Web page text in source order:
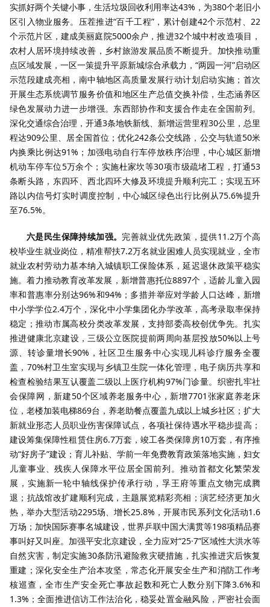
实抓好两个关键小事，生活垃圾回收利用率达43%，为380个老旧小
区引入物业服务。压茬推进“百千工程”，累计创建42个示范村、22
个示范片区，建成美丽庭院5000余户，推进32个城中村改造项目，
农村人居环境持续改善，乡村旅游发展品质不断提升。加快推动重
点区域发展，一区一策提升平原新城综合承载力，“两园一河”启动区
示范段建成亮相，南中轴地区高质量发展行动计划启动实施；首次
开展生态系统调节服务价值和地区生产总值交换补偿，生态涵养区
绿色发展动力进一步增强。东西部协作和支援合作走在全国前列。
深化交通综合治理，开通3条地铁新线、新增运营里程30公里，总里
程达909公里、居全国首位；优化242条公交线路，公交与轨道50米
内换乘比例达91%；加强电动自行车停放秩序治理，中心城区新增
机动车停车位5万余个；实施杜家坎等30项市级疏堵工程，打通53
条断头路，东四环、西北四环大修及环境提升顺利完工；实现五环
路以内信号灯实时调度控制，中心城区绿色出行比例从75.6%提升
至76.5%。
六是民生保障持续加强。 完善就业优先政策，提供11.2万个高
校毕业生就业岗位，精准帮扶7.2万名就业困难人员实现就业，全市
就业农村劳动力基本纳入城镇职工保险体系，延迟退休政策平稳实
施。着力推动教育改革发展，新增普惠托位8897个，适龄儿童入园
率和普惠率分别达96%和94%；多措并举应对学龄人口达峰，新增
中小学学位2.4万个，深化中小学集团化办学改革，高考录取率保持
稳定；推动市属高校分类改革发展，支持部委高校创优争先。扎实
推进健康北京建设，三级公立医院提前两周向基层投放50%以上号
源、转诊量增长90%，社区卫生服务中心实现儿科诊疗服务全覆
盖，70%村卫生室实现与乡镇卫生院一体化管理，电子病历共享和
检查检验结果互认覆盖二级以上医疗机构97%门诊量。织密扎牢社
会保障网，新建50个区域养老服务中心，新增7701张家庭养老床
位，老楼加装电梯869台，养老助餐点覆盖九成以上城乡社区；扩大
新就业形态人员职业伤害保障试点，各项社保待遇水平稳步提高；
建设筹集保障性租赁住房6.7万套，竣工各类保障房10万套，有序推
动“好房子”建设；育儿补贴、学前一年免费教育政策落地实施，妇女
儿童事业、残疾人保障水平位居全国前列。推动首都文化繁荣发
展，实施新一轮中轴线保护传承行动，孚王府等重点文物完成腾
退；抗战馆改扩建顺利完成，主题展览精彩亮相；演艺经济更加火
热，举办大型活动2295场、增长25.8%，开展市民系列文化活动1.6
万场；加快国际赛事名城建设，世界乒联中国大满贯等198项精品赛
事叫好又叫座。加强平安北京建设，全力应对“25·7”区域性大洪水等
自然灾害，制定实施30条防汛避险救灾硬措施，扎实推进灾后恢复
重建；深化安全生产治本攻坚，常态化开展安全生产和消防工作考
核巡查，全市生产安全死亡事故起数和死亡人数分别下降3.6%和
1.3%；全面推进信访工作法治化，稳妥处置金融风险，严密社会面